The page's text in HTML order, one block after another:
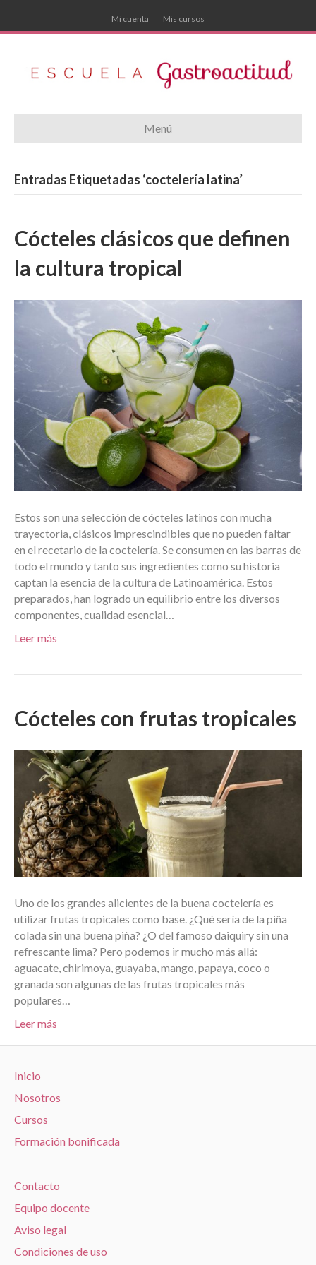
Mi cuenta Mis cursos
Menú
Entradas Etiquetadas ‘coctelería latina’
Cócteles clásicos que definen
la cultura tropical
Estos son una selección de cócteles latinos con mucha
trayectoria, clásicos imprescindibles que no pueden faltar
en el recetario de la coctelería. Se consumen en las barras de
todo el mundo y tanto sus ingredientes como su historia
captan la esencia de la cultura de Latinoamérica. Estos
preparados, han logrado un equilibrio entre los diversos
componentes, cualidad esencial…
Leer más
Cócteles con frutas tropicales
Uno de los grandes alicientes de la buena coctelería es
utilizar frutas tropicales como base. ¿Qué sería de la piña
colada sin una buena piña? ¿O del famoso daiquiry sin una
refrescante lima? Pero podemos ir mucho más allá:
aguacate, chirimoya, guayaba, mango, papaya, coco o
granada son algunas de las frutas tropicales más
populares…
Leer más
Inicio
Nosotros
Cursos
Formación bonificada
Contacto
Equipo docente
Aviso legal
Condiciones de uso